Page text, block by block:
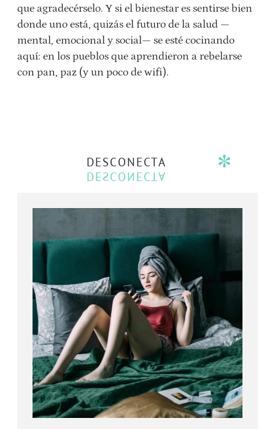
que agradecérselo. Y si el bienestar es sentirse bien
donde uno está, quizás el futuro de la salud —
mental, emocional y social— se esté cocinando
aquí: en los pueblos que aprendieron a rebelarse
con pan, paz (y un poco de wifi).
DESCONECTA